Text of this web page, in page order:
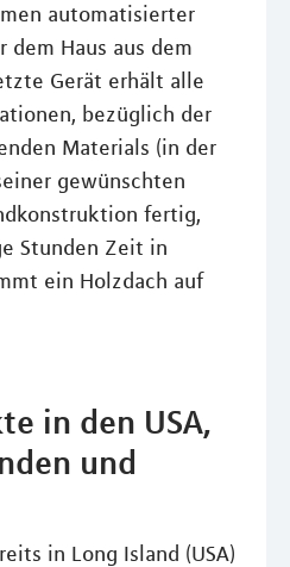
automatisierter
Haus aus dem
Gerät erhält alle
bezüglich der
Materials (in der
gewünschten
fertig,
Stunden Zeit in
ein Holzdach auf
in den USA,
und
in Long Island (USA)